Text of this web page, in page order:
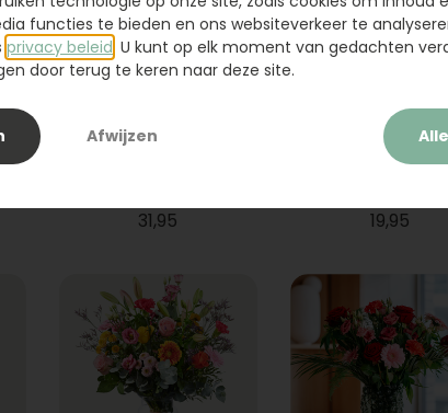
Boeket Raya
31,95
Sanseveria
19,95
functies te bieden en ons websiteverkeer te
privacy beleid . U kunt op elk moment van gedachten
door terug te keren naar deze site.
Afwijzen